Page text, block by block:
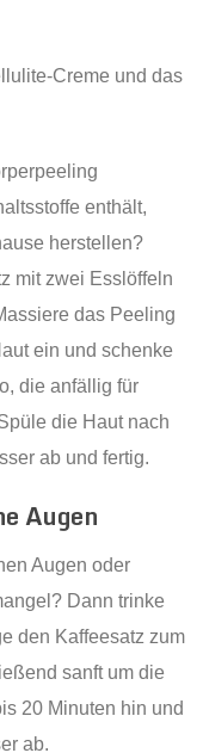
Creme und das
enthält,
herstellen?
mit zwei Esslöffeln
das Peeling
ein und schenke
die anfällig für
die Haut nach
ab und fertig.
Augen
Augen oder
Dann trinke
den Kaffeesatz zum
sanft um die
20 Minuten hin und
ab.